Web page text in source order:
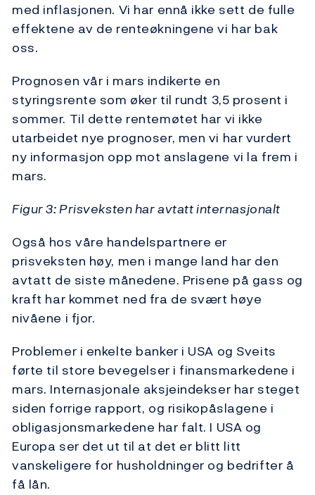
med inflasjonen. Vi har ennå ikke sett de fulle
effektene av de renteøkningene vi har bak
oss.
Prognosen vår i mars indikerte en
styringsrente som øker til rundt 3,5 prosent i
sommer. Til dette rentemøtet har vi ikke
utarbeidet nye prognoser, men vi har vurdert
ny informasjon opp mot anslagene vi la frem i
mars.
Figur 3: Prisveksten har avtatt internasjonalt
Også hos våre handelspartnere er
prisveksten høy, men i mange land har den
avtatt de siste månedene. Prisene på gass og
kraft har kommet ned fra de svært høye
nivåene i fjor.
Problemer i enkelte banker i USA og Sveits
førte til store bevegelser i finansmarkedene i
mars. Internasjonale aksjeindekser har steget
siden forrige rapport, og risikopåslagene i
obligasjonsmarkedene har falt. I USA og
Europa ser det ut til at det er blitt litt
vanskeligere for husholdninger og bedrifter å
få lån.